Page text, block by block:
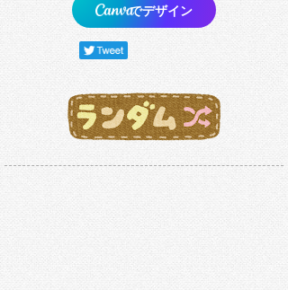
でデザイン